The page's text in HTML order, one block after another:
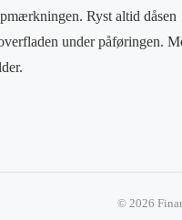
Ryst altid dåsen
under påføringen.
© 2026